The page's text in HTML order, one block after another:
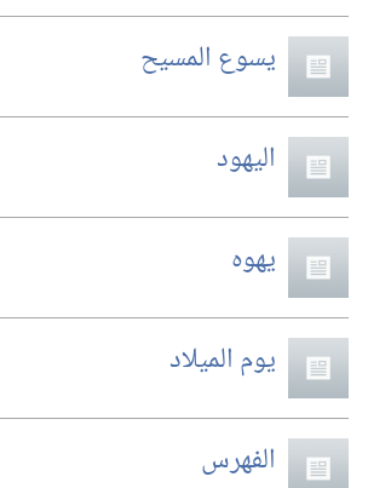
يسوع المسيح
اليهود
يهوه
يوم الميلاد
الفهرس